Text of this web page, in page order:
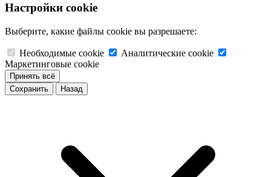
Настройки cookie
Выберите, какие файлы cookie вы разрешаете:
Необходимые cookie
Аналитические cookie
Маркетинговые cookie
Принять всё
Сохранить
Назад